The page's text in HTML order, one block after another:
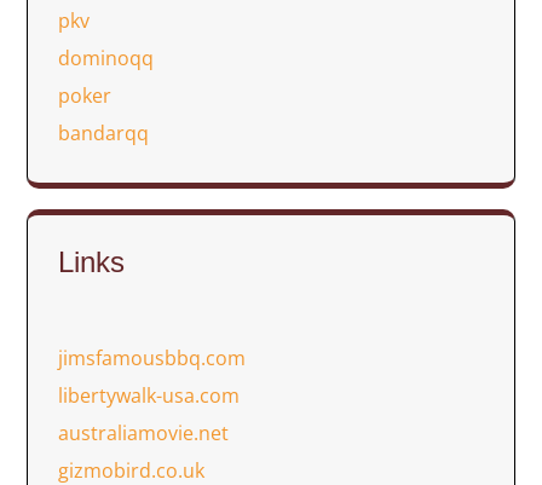
pkv
dominoqq
poker
bandarqq
Links
jimsfamousbbq.com
libertywalk-usa.com
australiamovie.net
gizmobird.co.uk